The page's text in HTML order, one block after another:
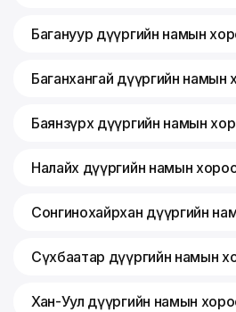
Багануур дүүргийн намын
Баганхангай дүүргийн намын
Баянзүрх дүүргийн намын
Налайх дүүргийн намын
Сонгинохайрхан дүүргийн
Сүхбаатар дүүргийн намын
Хан-Уул дүүргийн намын